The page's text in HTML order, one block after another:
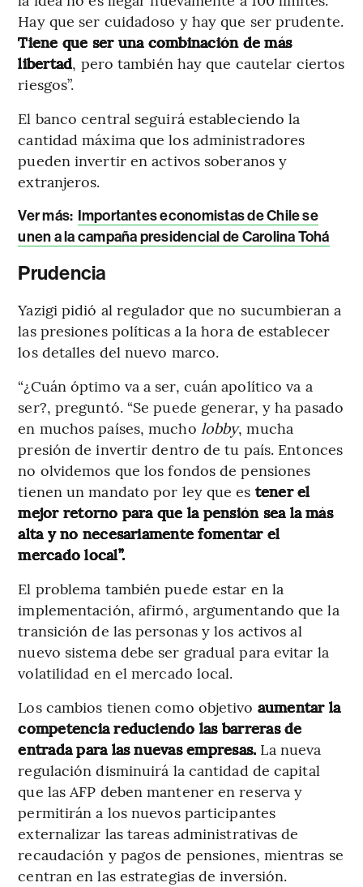
Hay que ser cuidadoso y hay que ser prudente.
Tiene que ser una combinación de más
libertad, pero también hay que cautelar ciertos
riesgos”.
El banco central seguirá estableciendo la
cantidad máxima que los administradores
pueden invertir en activos soberanos y
extranjeros.
Ver más: Importantes economistas de Chile se
unen a la campaña presidencial de Carolina Tohá
Prudencia
Yazigi pidió al regulador que no sucumbieran a
las presiones políticas a la hora de establecer
los detalles del nuevo marco.
“¿Cuán óptimo va a ser, cuán apolítico va a
ser?, preguntó. “Se puede generar, y ha pasado
en muchos países, mucho lobby, mucha
presión de invertir dentro de tu país. Entonces
no olvidemos que los fondos de pensiones
tienen un mandato por ley que es tener el
mejor retorno para que la pensión sea la más
alta y no necesariamente fomentar el
mercado local”.
El problema también puede estar en la
implementación, afirmó, argumentando que la
transición de las personas y los activos al
nuevo sistema debe ser gradual para evitar la
volatilidad en el mercado local.
Los cambios tienen como objetivo aumentar la
competencia reduciendo las barreras de
entrada para las nuevas empresas. La nueva
regulación disminuirá la cantidad de capital
que las AFP deben mantener en reserva y
permitirán a los nuevos participantes
externalizar las tareas administrativas de
recaudación y pagos de pensiones, mientras se
centran en las estrategias de inversión.